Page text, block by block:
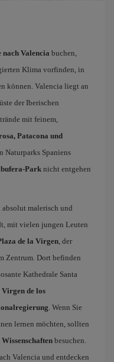
nach Valencia buchen,
Klima vorfinden, in
können. Valencia liegt an
der Iberischen
mit feinem,
Patacona und
Naturparks Spaniens
Park nicht entgehen
malerisch und
mit vielen jungen Leuten
de la Virgen, der
Zentrum. Dort befinden
Kathedrale Santa
de los
. Wenn Sie
lernen möchten, sollten
besuchen.
Valencia und entdecken